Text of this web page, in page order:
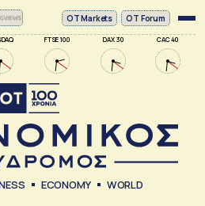
FTSE 100 DAX 30 CAC 40
ΟΤ Markets OT Forum
ECONOMY WORLD